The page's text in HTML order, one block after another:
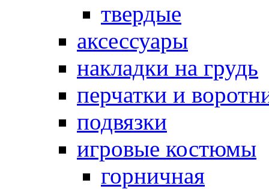
твердые
аксессуары
накладки на грудь
перчатки и
подвязки
игровые костюмы
горничная